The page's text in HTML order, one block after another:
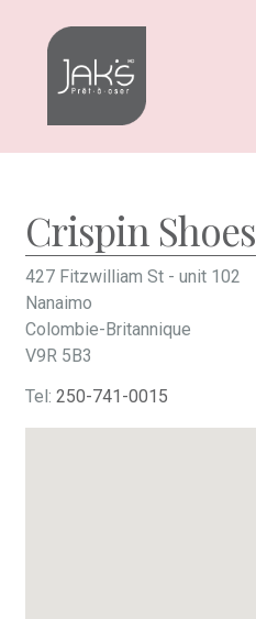
Aller
navigation
Aller
contenu
Crispin Shoes
427 Fitzwilliam St - unit 102
Nanaimo
Colombie-Britannique
V9R 5B3
Tel: 250-741-0015